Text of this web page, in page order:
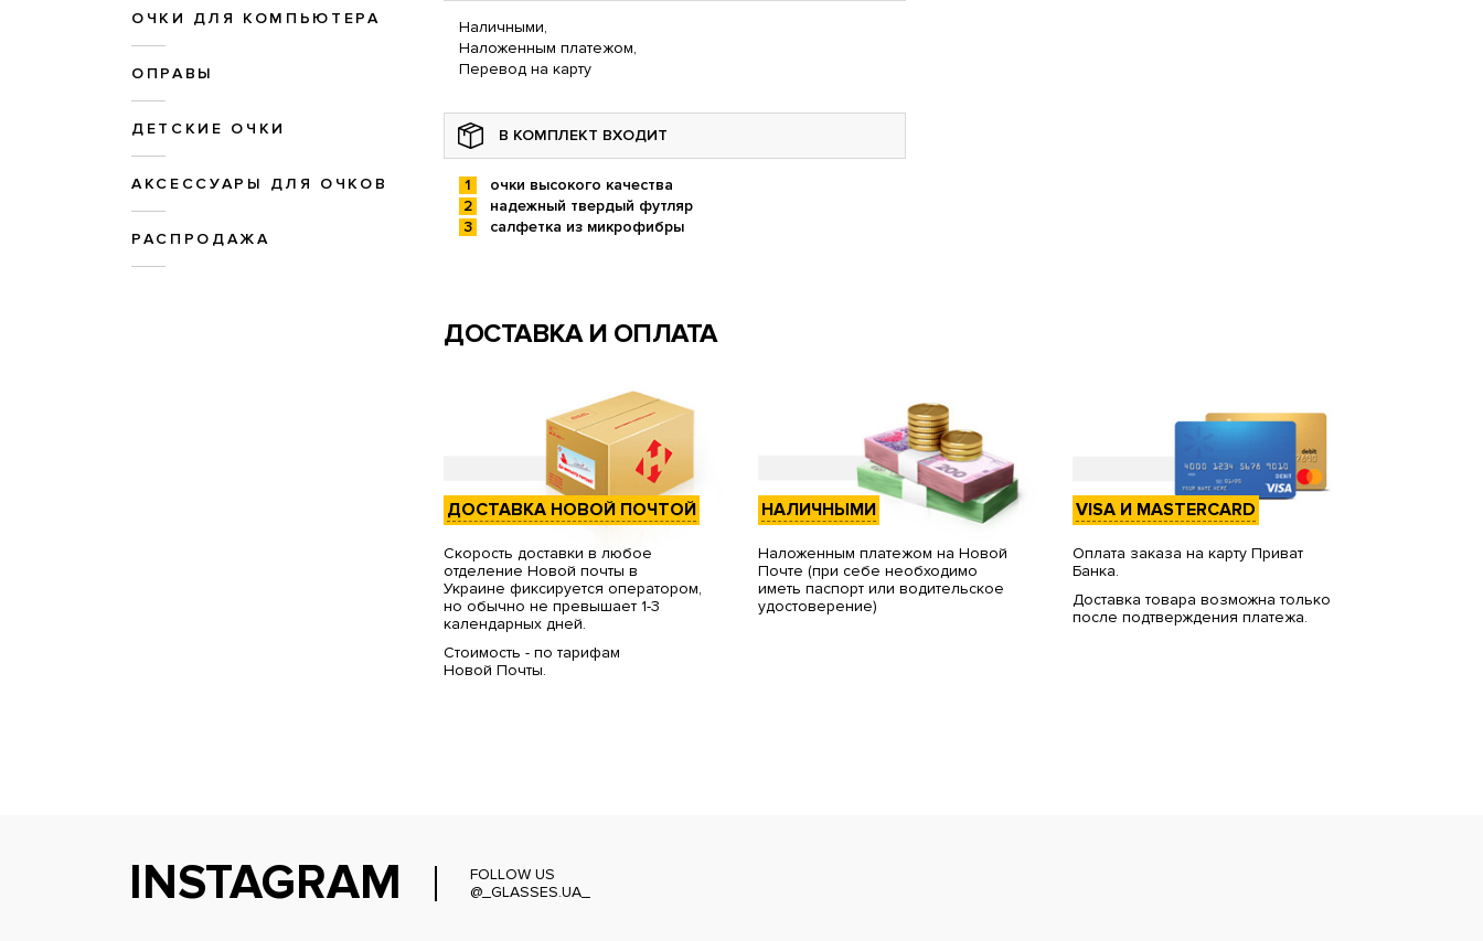
ОЧКИ ДЛЯ КОМПЬЮТЕРА
ОПРАВЫ
ДЕТСКИЕ ОЧКИ
АКСЕССУАРЫ ДЛЯ ОЧКОВ
РАСПРОДАЖА
Наличными,
Наложенным платежом,
Перевод на карту
В КОМПЛЕКТ ВХОДИТ
очки высокого качества
надежный твердый футляр
салфетка из микрофибры
ДОСТАВКА И ОПЛАТА
ДОСТАВКА НОВОЙ ПОЧТОЙ
Скорость доставки в любое
отделение Новой почты в
Украине фиксируется оператором,
но обычно не превышает 1-3
календарных дней.
Стоимость - по тарифам
Новой Почты.
НАЛИЧНЫМИ
Наложенным платежом на Новой
Почте (при себе необходимо
иметь паспорт или водительское
удостоверение)
VISA И MASTERCARD
Оплата заказа на карту Приват
Банка.
Доставка товара возможна только
после подтверждения платежа.
INSTAGRAM
FOLLOW US
@_GLASSES.UA_